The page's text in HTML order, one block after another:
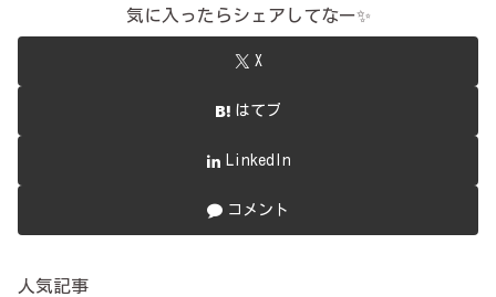
気に入ったらシェアしてなー✨
X
はてブ
LinkedIn
コメント
人気記事